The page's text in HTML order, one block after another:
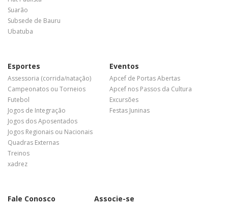
Suarão
Subsede de Bauru
Ubatuba
Esportes
Assessoria (corrida/natação)
Campeonatos ou Torneios
Futebol
Jogos de Integração
Jogos dos Aposentados
Jogos Regionais ou Nacionais
Quadras Externas
Treinos
xadrez
Eventos
Apcef de Portas Abertas
Apcef nos Passos da Cultura
Excursões
Festas Juninas
Fale Conosco Associe-se